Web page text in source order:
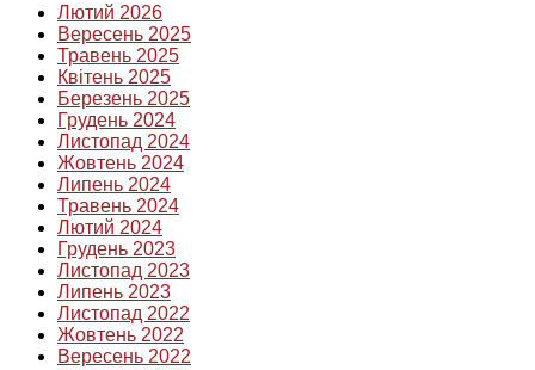
Лютий 2026
Вересень 2025
Травень 2025
Квітень 2025
Березень 2025
Грудень 2024
Листопад 2024
Жовтень 2024
Липень 2024
Травень 2024
Лютий 2024
Грудень 2023
Листопад 2023
Липень 2023
Листопад 2022
Жовтень 2022
Вересень 2022